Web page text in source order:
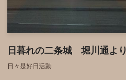
日暮れの二条城 堀川通より
日々是好日活動